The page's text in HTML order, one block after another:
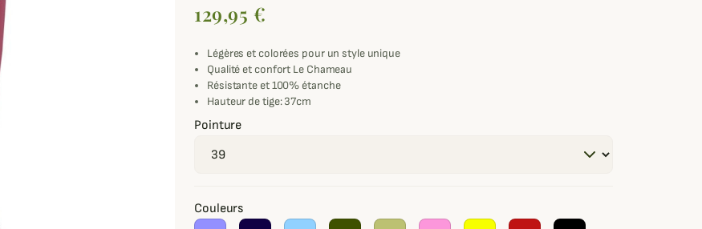
129,95 €
Légères et colorées pour un style unique
Qualité et confort Le Chameau
Résistante et 100% étanche
Hauteur de tige: 37cm
Pointure
Couleurs